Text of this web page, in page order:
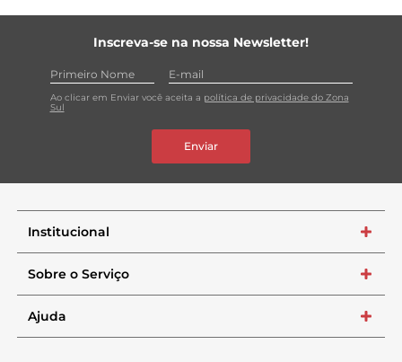
Inscreva-se na nossa Newsletter!
Ao clicar em Enviar você aceita a política de privacidade do Zona
Sul
Enviar
Institucional +
Sobre o Serviço +
Ajuda +